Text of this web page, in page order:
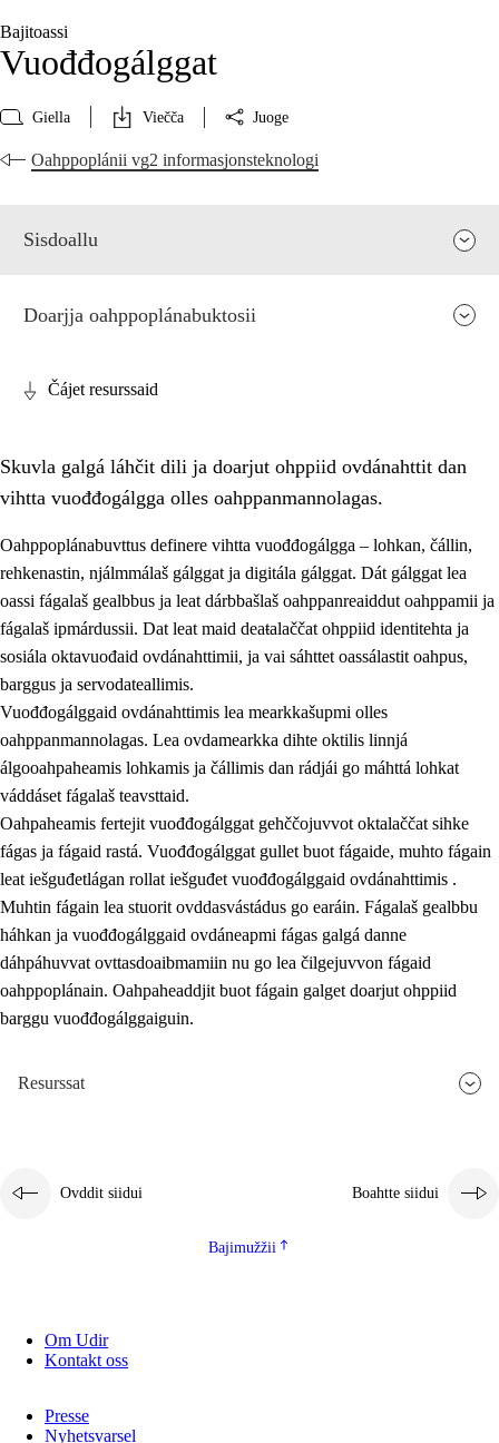
Bajitoassi
Vuođđogálggat
Giella Viečča Juoge
Oahppoplánii vg2 informasjonsteknologi
Sisdoallu
2. Oahppama prinsihpat, ovdáneapmi ja oahppahábmen
2.1 Sosiála oahppan ja ovdáneapmi
2.2 Gealbu fágain
2.3 Vuođđogálggat
2.4 Oahppat oahppat
Fágaidrasttideaddji fáttát
Doarjja oahppoplánabuktosii
Čájet resurssaid
Skuvla galgá láhčit dili ja doarjut ohppiid ovdánahttit dan
vihtta vuođđogálgga olles oahppanmannolagas.
Oahppoplánabuvttus definere vihtta vuođđogálgga – lohkan, čállin,
rehkenastin, njálmmálaš gálggat ja digitála gálggat. Dát gálggat lea
oassi fágalaš gealbbus ja leat dárbbašlaš oahppanreaiddut oahppamii ja
fágalaš ipmárdussii. Dat leat maid deaŧalaččat ohppiid identitehta ja
sosiála oktavuođaid ovdánahttimii, ja vai sáhttet oassálastit oahpus,
barggus ja servodateallimis.
Vuođđogálggaid ovdánahttimis lea mearkkašupmi olles
oahppanmannolagas. Lea ovdamearkka dihte oktilis linnjá
álgooahpaheamis lohkamis ja čállimis dan rádjái go máhttá lohkat
váddáset fágalaš teavsttaid.
Oahpaheamis fertejit vuođđogálggat gehččojuvvot oktalaččat sihke
fágas ja fágaid rastá. Vuođđogálggat gullet buot fágaide, muhto fágain
leat iešguđetlágan rollat iešguđet vuođđogálggaid ovdánahttimis .
Muhtin fágain lea stuorit ovddasvástádus go earáin. Fágalaš gealbbu
háhkan ja vuođđogálggaid ovdáneapmi fágas galgá danne
dáhpáhuvvat ovttasdoaibmamiin nu go lea čilgejuvvon fágaid
oahppoplánain. Oahpaheaddjit buot fágain galget doarjut ohppiid
barggu vuođđogálggaiguin.
Resurssat
Ovddit siidui Boahtte siidui
Bajimužžii
Om Udir
Kontakt oss
Presse
Nyhetsvarsel